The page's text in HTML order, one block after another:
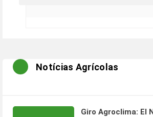
Notícias Agrícolas
Giro Agroclima: El